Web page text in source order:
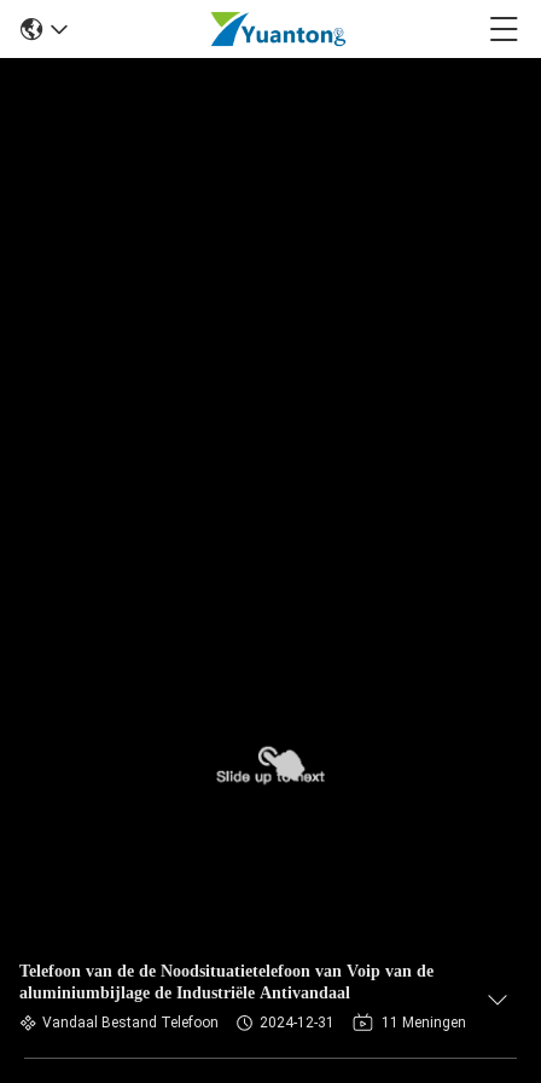
Telefoon van de de Noodsituatietelefoon van Voip van de
aluminiumbijlage de Industriële Antivandaal
Vandaal Bestand Telefoon 2024-12-31 11 Meningen